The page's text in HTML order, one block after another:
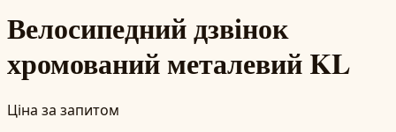
Велосипедний дзвінок
хромований металевий KL
Ціна за запитом